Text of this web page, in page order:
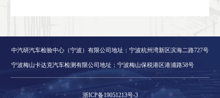
中汽研汽车检验中心（宁波）有限公司地址：宁波杭州湾新区滨海二路727号
宁波梅山卡达克汽车检测有限公司地址：宁波梅山保税港区港浦路58号
浙ICP备19051213号-3